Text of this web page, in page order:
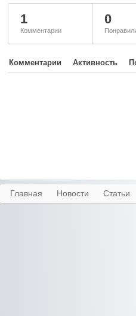
1
Комментарии
0
Комментарии Активность
Главная Новости Статьи